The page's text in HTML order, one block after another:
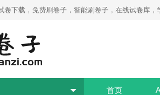
卷下载，免费刷卷子，智能刷卷子，在线试卷库
首页